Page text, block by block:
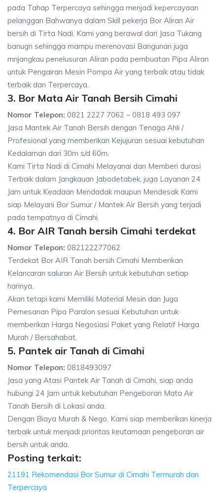
pada Tahap Terpercaya sehingga menjadi kepercayaan
pelanggan Bahwanya dalam Skill pekerja Bor Aliran Air
bersih di Tirta Nadi. Kami yang berawal dari Jasa Tukang
banugn sehingga mampu merenovasi Bangunan juga
mnjangkau penelusuran Aliran pada pembuatan Pipa Aliran
untuk Pengairan Mesin Pompa Air yang terbaik atau tidak
terbaik dan Terpercaya.
3. Bor Mata Air Tanah Bersih Cimahi
Nomor Telepon: 0821 2227 7062 – 0818 493 097
Jasa Mantek Air Tanah Bersih dengan Tenaga Ahli /
Profesional yang memberikan Kejujuran sesuai kebutuhan
Kedalaman dari 30m s/d 60m.
Kami Tirta Nadi di Cimahi Melayanai dan Memberi durasi
Terbaik dalam Jangkauan Jabodetabek, juga Layanan 24
Jam untuk Keadaan Mendadak maupun Mendesak Kami
siap Melayani Bor Sumur / Mantek Air Bersih yang terjadi
pada tempatnya di Cimahi.
4. Bor AIR Tanah bersih Cimahi terdekat
Nomor Telepon: 082122277062
Terdekat Bor AIR Tanah bersih Cimahi Memberikan
Kelancaran saluran Air Bersih untuk kebutuhan setiap
harinya.
Akan tetapi kami Memiliki Material Mesin dan Juga
Pemesanan Pipa Paralon sesuai Kebutuhan untuk
memberikan Harga Negosiasi Paket yang Relatif Harga
Murah / Bersahabat.
5. Pantek air Tanah di Cimahi
Nomor Telepon: 0818493097
Jasa yang Atasi Pantek Air Tanah di Cimahi, siap anda
hubungi 24 Jam untuk kebutuhan Pengeboran Mata Air
Tanah Bersih di Lokasi anda.
Dengan Biaya Murah & Nego, Kami siap memberikan kinerja
terbaik untuk menjadi prioritas keutamaan pengeboran air
bersih untuk anda.
Posting terkait:
21191 Rekomendasi Bor Sumur di Cimahi Termurah dan
Terpercaya